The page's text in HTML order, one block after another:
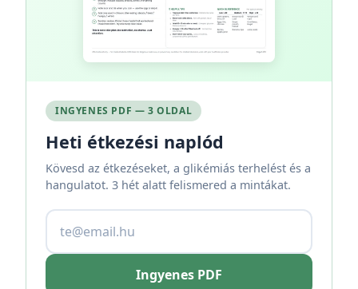
INGYENES PDF — 3 OLDAL
Heti étkezési naplód
Kövesd az étkezéseket, a glikémiás terhelést és a
hangulatot. 3 hét alatt felismered a mintákat.
Ingyenes PDF